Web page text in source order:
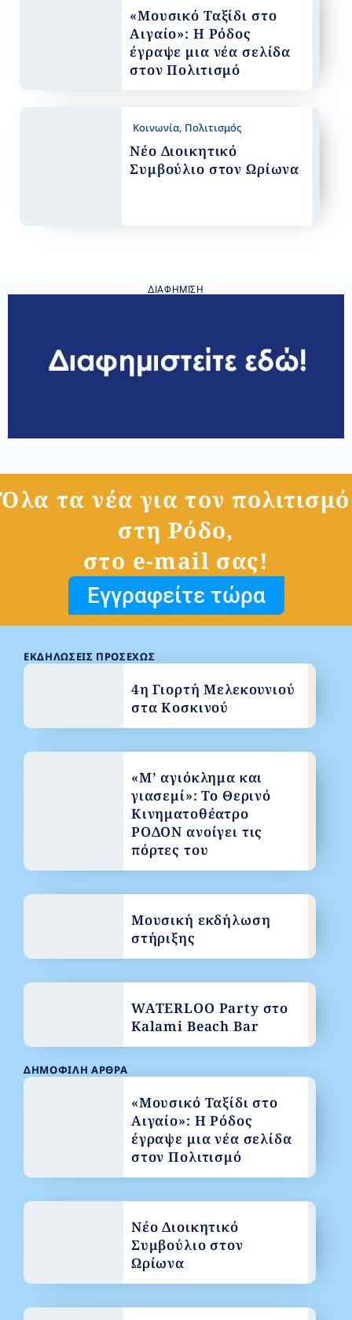
«Μουσικό Ταξίδι στο
Αιγαίο»: Η Ρόδος
έγραψε μια νέα σελίδα
στον Πολιτισμό
Κοινωνία, Πολιτισμός
Νέο Διοικητικό
Συμβούλιο στον Ωρίωνα
ΔΙΑΦΉΜΙΣΗ
Όλα τα νέα για τον πολιτισμό
στη Ρόδο,
στο e-mail σας!
Εγγραφείτε τώρα
ΔΗΜΟΦΙΛΉ ΆΡΘΡΑ
«Μουσικό Ταξίδι στο
Αιγαίο»: Η Ρόδος
έγραψε μια νέα σελίδα
στον Πολιτισμό
Νέο Διοικητικό
Συμβούλιο στον
Ωρίωνα
ΕΚΔΗΛΏΣΕΙΣ ΠΡΟΣΕΧΏΣ
4η Γιορτή Μελεκουνιού
στα Κοσκινού
«Μ’ αγιόκλημα και
γιασεμί»: Το Θερινό
Κινηματοθέατρο
ΡΟΔΟΝ ανοίγει τις
πόρτες του
Μουσική εκδήλωση
στήριξης
WATERLOO Party στο
Kalami Beach Bar